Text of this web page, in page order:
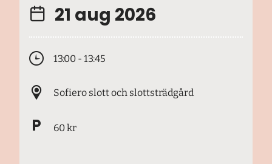
21 aug 2026
13:00 - 13:45
Sofiero slott och slottsträdgård
60 kr